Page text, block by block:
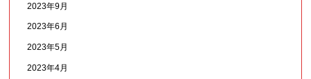
2023年9月
2023年6月
2023年5月
2023年4月